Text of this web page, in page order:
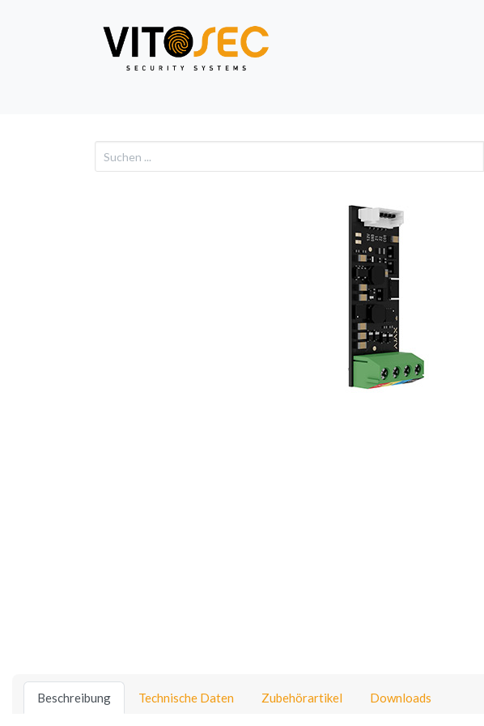
Video Alarm
Beschreibung Technische Daten Zubehörartikel Downloads